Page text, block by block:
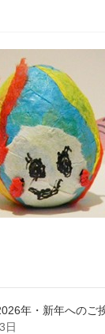
年・新年へのご
日